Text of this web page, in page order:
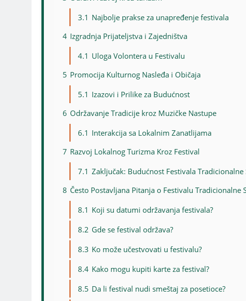
3.1 Najbolje prakse za unapređenje festivala
4 Izgradnja Prijateljstva i Zajedništva
4.1 Uloga Volontera u Festivalu
5 Promocija Kulturnog Nasleđa i Običaja
5.1 Izazovi i Prilike za Budućnost
6 Održavanje Tradicije kroz Muzičke Nastupe
6.1 Interakcija sa Lokalnim Zanatlijama
7 Razvoj Lokalnog Turizma Kroz Festival
7.1 Zaključak: Budućnost Festivala Tradicionalne
8 Često Postavljana Pitanja o Festivalu Tradicionalne
8.1 Koji su datumi održavanja festivala?
8.2 Gde se festival održava?
8.3 Ko može učestvovati u festivalu?
8.4 Kako mogu kupiti karte za festival?
8.5 Da li festival nudi smeštaj za posetioce?